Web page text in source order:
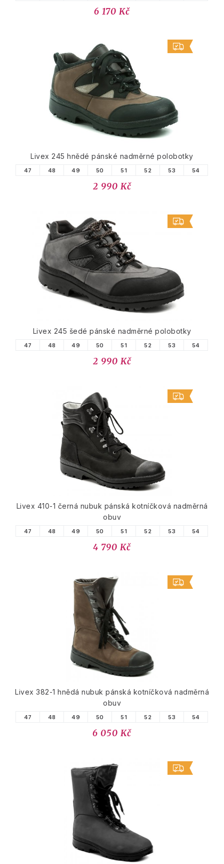
6 170 Kč
Livex 245 hnědé pánské nadměrné polobotky
47 48 49 50 51 52 53 54
2 990 Kč
Livex 245 šedé pánské nadměrné polobotky
47 48 49 50 51 52 53 54
2 990 Kč
Livex 410-1 černá nubuk pánská kotníčková nadměrná
obuv
47 48 49 50 51 52 53 54
4 790 Kč
Livex 382-1 hnědá nubuk pánská kotníčková nadměrná
obuv
47 48 49 50 51 52 53 54
6 050 Kč